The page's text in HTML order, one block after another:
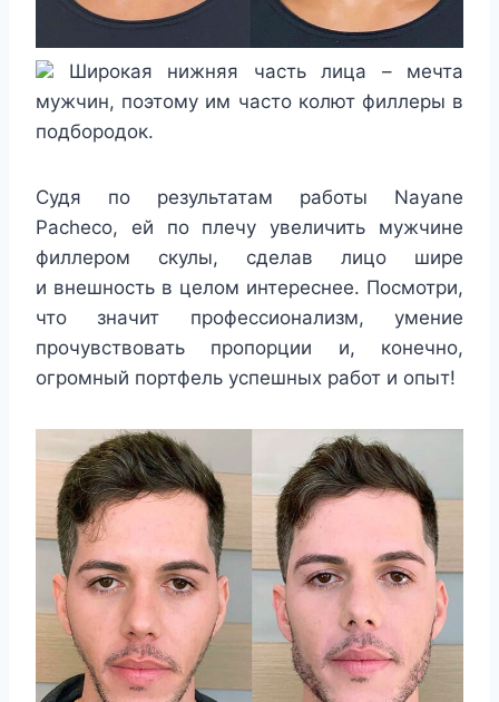
Широкая нижняя часть лица – мечта
мужчин, поэтому им часто колют филлеры в
подбородок.
Судя по результатам работы Nayane
Pacheco, ей по плечу увеличить мужчине
филлером скулы, сделав лицо шире
и внешность в целом интереснее. Посмотри,
что значит профессионализм, умение
прочувствовать пропорции и, конечно,
огромный портфель успешных работ и опыт!